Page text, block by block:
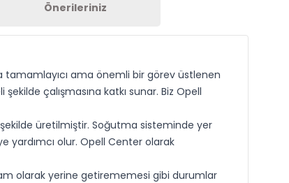
Önerileriniz
tamamlayıcı ama önemli bir görev üstlenen
çalışmasına katkı sunar. Biz Opell
üretilmiştir. Soğutma sisteminde yer
yardımcı olur. Opell Center olarak
olarak yerine getirememesi gibi durumlar